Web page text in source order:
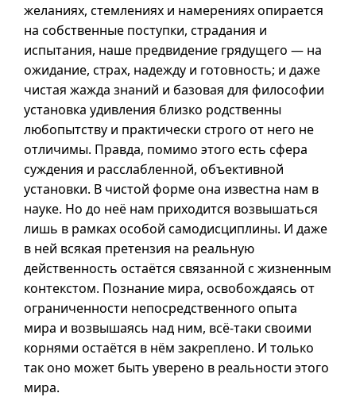
желаниях, стемлениях и намерениях опирается
на собственные поступки, страдания и
испытания, наше предвидение грядущего — на
ожидание, страх, надежду и готовность; и даже
чистая жажда знаний и базовая для философии
установка удивления близко родственны
любопытству и практически строго от него не
отличимы. Правда, помимо этого есть сфера
суждения и расслабленной, объективной
установки. В чистой форме она известна нам в
науке. Но до неё нам приходится возвышаться
лишь в рамках особой самодисциплины. И даже
в ней всякая претензия на реальную
действенность остаётся связанной с жизненным
контекстом. Познание мира, освобождаясь от
ограниченности непосредственного опыта
мира и возвышаясь над ним, всё-таки своими
корнями остаётся в нём закреплено. И только
так оно может быть уверено в реальности этого
мира.